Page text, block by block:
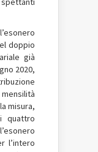
doppio
già
2020,
misura,
quattro
l’intero